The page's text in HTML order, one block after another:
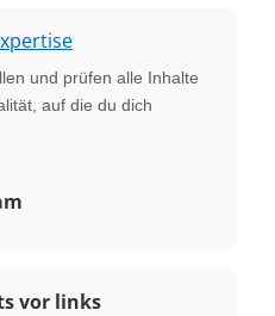
und prüfen alle Inhalte
auf die du dich
vor links